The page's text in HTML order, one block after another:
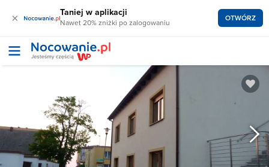
× Taniej w aplikacji
Nawet 20% zniżki po zalogowaniu OTWÓRZ